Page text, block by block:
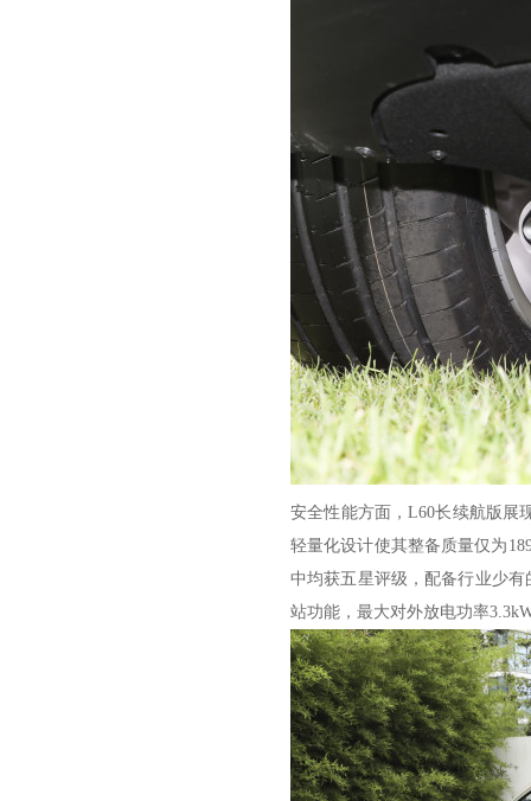
安全性能方面，L60长续航版展
轻量化设计使其整备质量仅为
中均获五星评级，配备行业少
站功能，最大对外放电功率